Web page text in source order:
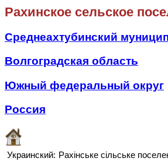
Рахинское сельское
Среднеахтубинский
Волгоградская область
Южный федеральный округ
Россия
Украинский: Рахінське сільське